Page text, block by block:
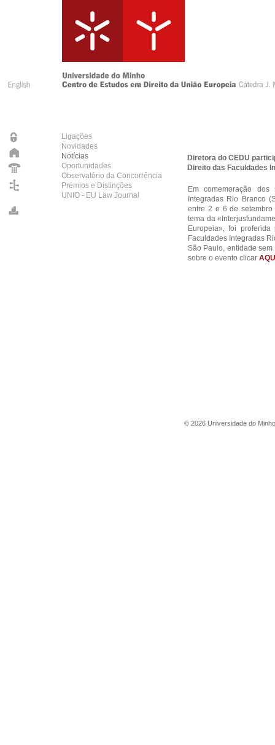
Ligações
Novidades
Notícias
Oportunidades
Observatório da Concorrência
Prémios e Distinções
UNIO - EU Law Journal
Diretora do CEDU
Direito das Faculdades
Em comemoração
Integradas Rio Branco
entre 2 e 6 de setembro
tema da
Europeia», foi
Faculdades Integradas
São Paulo, entidade
sobre o evento clicar
© 2026 Universidade do